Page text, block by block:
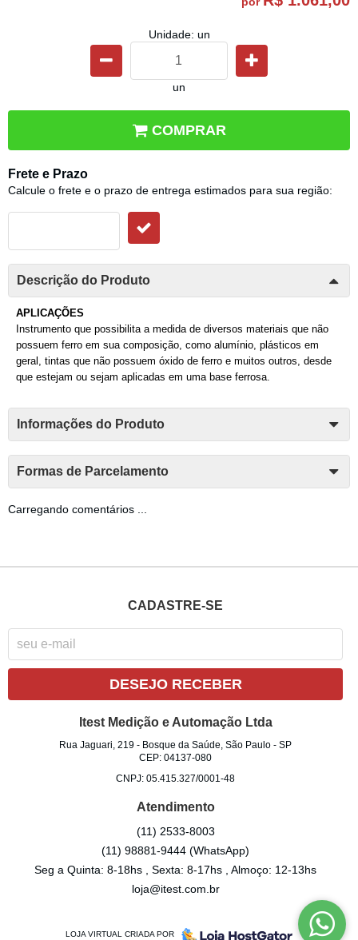
Unidade: un
un
COMPRAR
Frete e Prazo
Calcule o frete e o prazo de entrega estimados para sua região:
Descrição do Produto
APLICAÇÕES
Instrumento que possibilita a medida de diversos materiais que não
possuem ferro em sua composição, como alumínio, plásticos em
geral, tintas que não possuem óxido de ferro e muitos outros, desde
que estejam ou sejam aplicadas em uma base ferrosa.
Informações do Produto
Formas de Parcelamento
Carregando comentários ...
CADASTRE-SE
DESEJO RECEBER
Itest Medição e Automação Ltda
Rua Jaguari, 219 - Bosque da Saúde, São Paulo -SP
CEP: 04137-080
CNPJ: 05.415.327/0001-48
Atendimento
(11) 2533-8003
(11) 98881-9444(WhatsApp)
Seg a Quinta: 8-18hs , Sexta: 8-17hs , Almoço: 12-13hs
loja@itest.com.br
LOJA VIRTUAL CRIADA POR